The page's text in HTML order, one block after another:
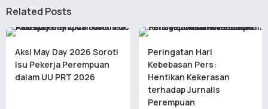
Related Posts
Aksi May Day 2026 Soroti
Isu Pekerja Perempuan
dalam UU PRT 2026
Peringatan Hari
Kebebasan Pers:
Hentikan Kekerasan
terhadap Jurnalis
Perempuan